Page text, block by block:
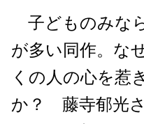
子どものみな
が多い同作。な
くの人の心を惹
か？ 藤寺郁光